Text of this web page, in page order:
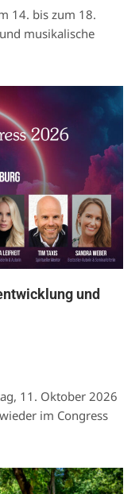
14. bis zum 18.
musikalische
und
11. Oktober 2026
im Congress